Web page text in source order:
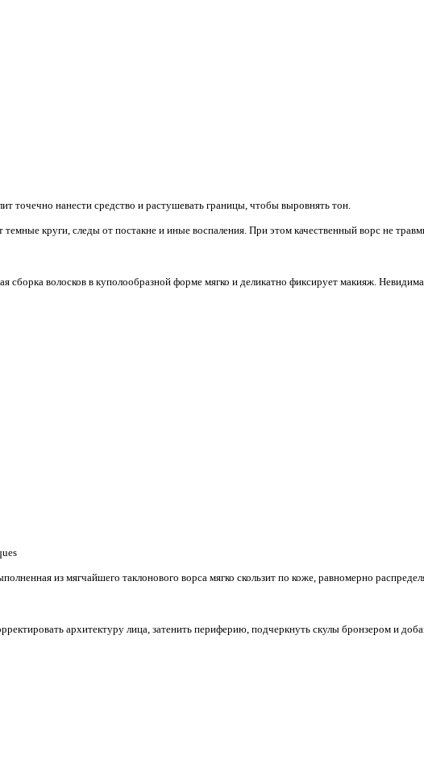
точечно нанести средство и растушевать границы, чтобы выровнять тон.
темные круги, следы от постакне и иные воспаления. При этом качественный ворс не
сборка волосков в куполообразной форме мягко и деликатно фиксирует макияж.
из мягчайшего таклонового ворса мягко скользит по коже, равномерно
архитектуру лица, затенить периферию, подчеркнуть скулы бронзером и